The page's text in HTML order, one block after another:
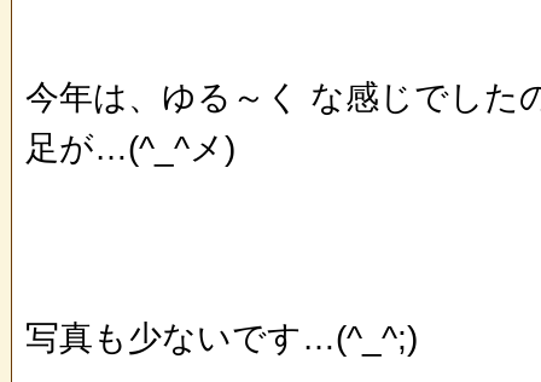
今年は、ゆる～く な感じでした
足が…(^_^メ)
写真も少ないです…(^_^;)